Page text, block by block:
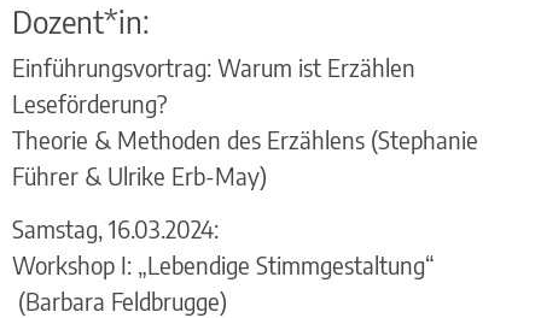
Dozent*in:
Einführungsvortrag: Warum ist Erzählen
Leseförderung?
Theorie & Methoden des Erzählens (Stephanie
Führer & Ulrike Erb-May)
Samstag, 16.03.2024:
Workshop I: „Lebendige Stimmgestaltung“
(Barbara Feldbrugge)